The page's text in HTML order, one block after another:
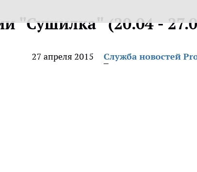
"Сушилка" (20.04 -
27 апреля 2015
Служба новостей